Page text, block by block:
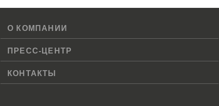
О КОМПАНИИ
ПРЕСС-ЦЕНТР
КОНТАКТЫ